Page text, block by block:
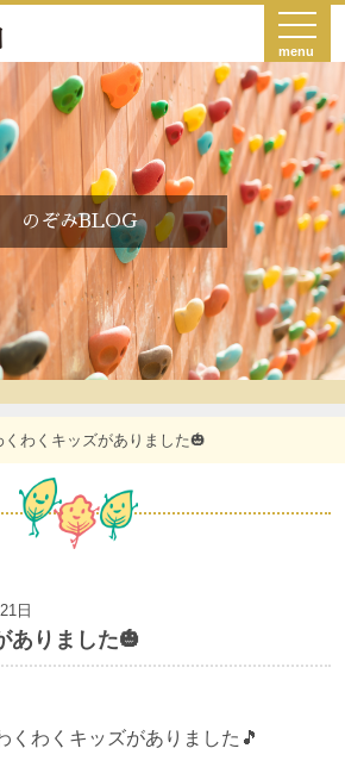
menu
のぞみBLOG
くわくキッズがありました🎃
日
ありました🎃
わくキッズがありました🎵